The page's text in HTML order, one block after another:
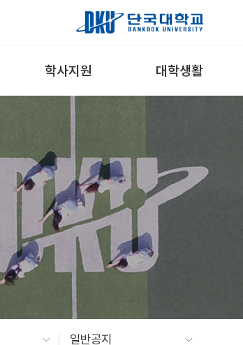
학사지원 대학생활
일반공지